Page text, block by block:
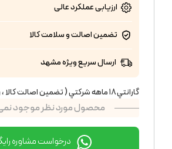
ارزیابی عملکردعالی
تضمین اصالت و سلامت کالا
ارسال سریع ویژه مشهد
گارانتي ١٨ ماهه شركتي ( تضمين اصالت كالا ، رجيستر شده )
محصول مورد نظر موجود
درخواست مشاوره